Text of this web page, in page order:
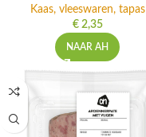
Kaas, vleeswaren, tapas
€2,35
NAAR AH